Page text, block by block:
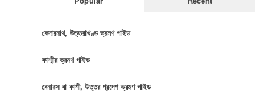
কেদারনাথ, উত্তরাখণ্ড ভ্রমণ গাইড
কাশ্মীর ভ্রমণ গাইড
বেনারস বা কাশী, উত্তর প্রদেশ ভ্রমণ গাইড